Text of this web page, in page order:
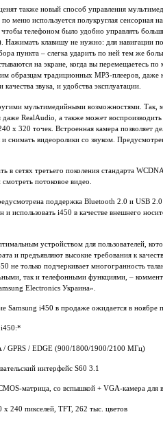
также новый способ управления
по меню используется полукруглая сенсорная
чтобы телефоном было удобно управлять
Нажимать клавишу не нужно: для навигации
пункта – слегка ударить по ней тем же
на экране, когда вы перемещаетесь
образцам традиционных МР3-плееров, даже
качества звука, и удобства эксплуатации.
мультимедийными возможностями. Так,
даже RealAudio, а также может
x 320 точек. Встроенная камера позволяет
снимать видеоролики со звуком.
в сетях третьего поколения стандарта
потоковое видео.
поддержка Bluetooth 2.0 и USB
и использовать i450 в качестве внешнего
устройством для пользователей,
и предъявляют высокие требования к
не только подчеркивает многогранность
так и телефонными функциями, –
Electronics Украина».
Samsung i450 в продаже ожидается в ноябре
i450:*
/ GPRS / EDGE (900/1800/1900/2100 МГц)
интерфейс S60 3.1
матрица, со вспышкой + VGA-камера для
240 пикселей, TFT, 262 тыс. цветов